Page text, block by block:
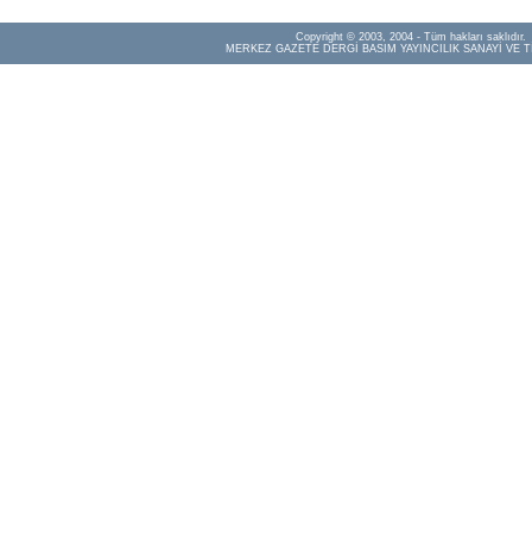
Copyright © 2003, 2004 - Tüm hakları saklıdır.
MERKEZ GAZETE DERGİ BASIM YAYINCILIK SANAYİ VE